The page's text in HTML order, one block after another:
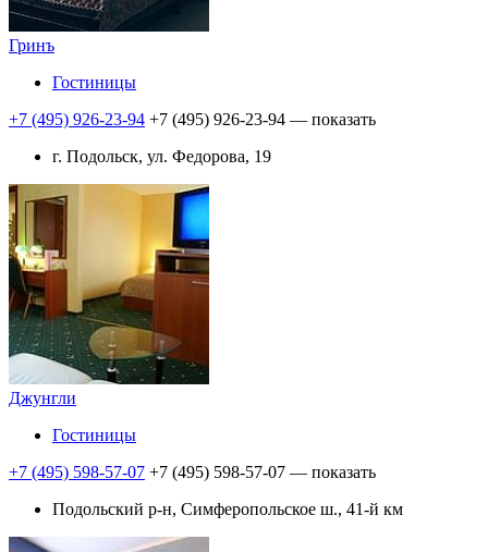
Гринъ
Гостиницы
+7 (495) 926-23-94 +7 (495) 926-23-94 — показать
г. Подольск, ул. Федорова, 19
Джунгли
Гостиницы
+7 (495) 598-57-07 +7 (495) 598-57-07 — показать
Подольский р-н, Симферопольское ш., 41-й км